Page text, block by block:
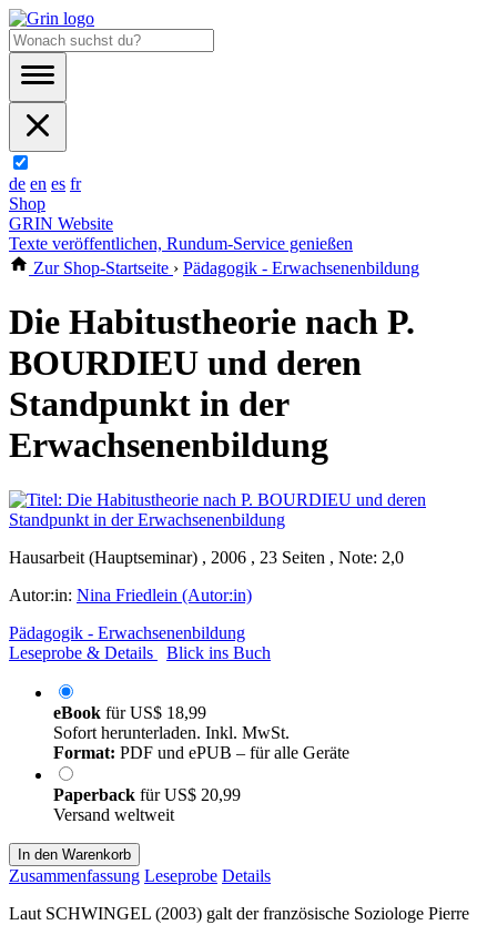
de en es fr
Shop
GRIN Website
Texte veröffentlichen, Rundum-Service genießen
Zur Shop-Startseite › Pädagogik - Erwachsenenbildung
Die Habitustheorie nach P.
BOURDIEU und deren
Standpunkt in der
Erwachsenenbildung
Hausarbeit (Hauptseminar) , 2006 , 23 Seiten , Note: 2,0
Autor:in: Nina Friedlein (Autor:in)
Pädagogik - Erwachsenenbildung
Leseprobe & Details
Blick ins Buch
eBook fürUS$ 18,99
Sofort herunterladen. Inkl. MwSt.
Format: PDF und ePUB – für alle Geräte
Paperback fürUS$ 20,99
Versand weltweit
In den Warenkorb
Zusammenfassung Leseprobe Details
Laut SCHWINGEL (2003) galt der französische Soziologe Pierre